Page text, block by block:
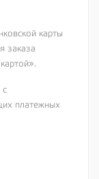
карты
заказа
с
платежных